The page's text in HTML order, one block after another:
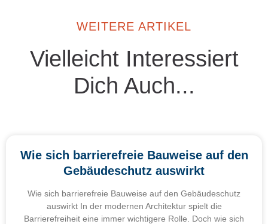
WEITERE ARTIKEL
Vielleicht Interessiert
Dich Auch...
Wie sich barrierefreie Bauweise auf den
Gebäudeschutz auswirkt
Wie sich barrierefreie Bauweise auf den Gebäudeschutz
auswirkt In der modernen Architektur spielt die
Barrierefreiheit eine immer wichtigere Rolle. Doch wie sich